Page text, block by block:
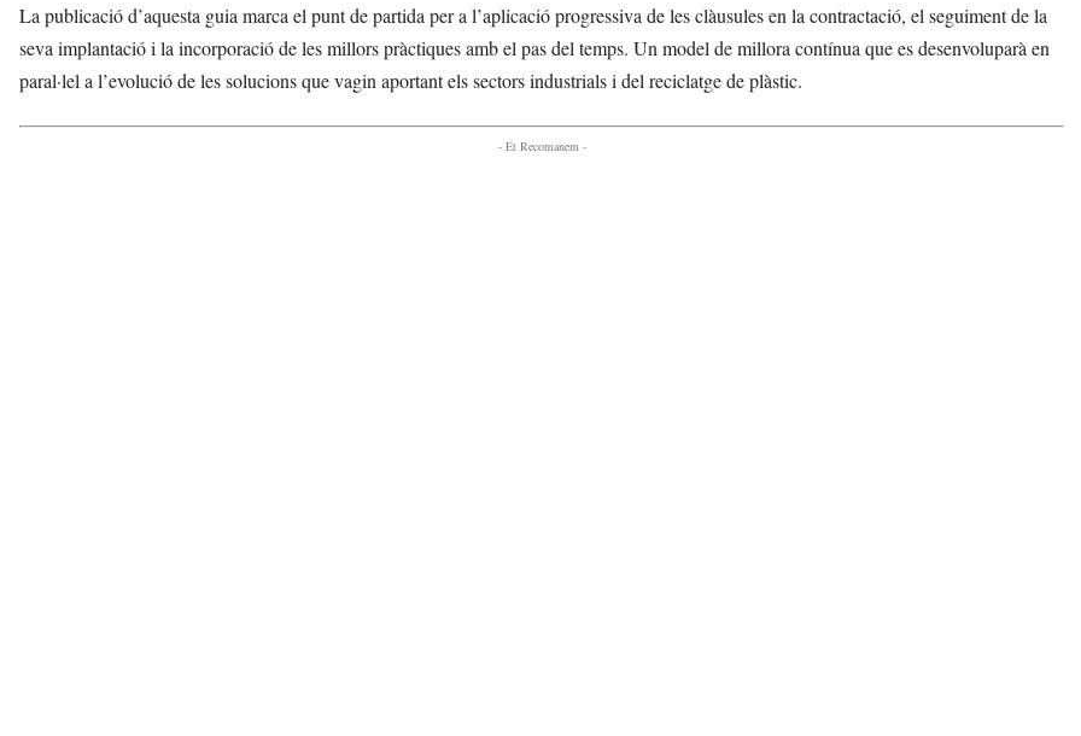
La publicació d’aquesta guia marca el punt de partida per a l’aplicació progressiva de les clàusules en la contractació, el seguiment de la
seva implantació i la incorporació de les millors pràctiques amb el pas del temps. Un model de millora contínua que es desenvoluparà en
paral·lel a l’evolució de les solucions que vagin aportant els sectors industrials i del reciclatge de plàstic.
- Et Recomanem -